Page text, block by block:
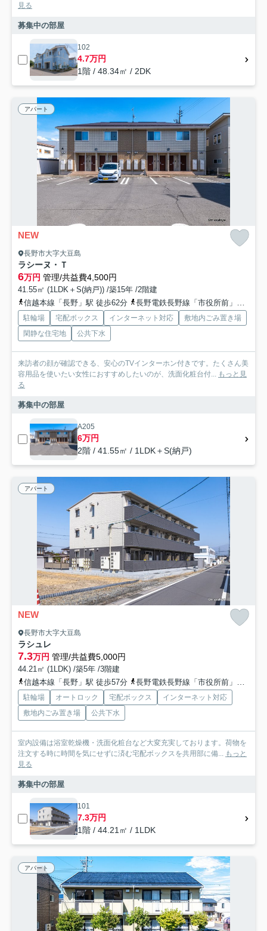
見る
募集中の部屋
102
4.7万円
1階 / 48.34㎡ / 2DK
アパート
NEW
長野市大字大豆島
ラシーヌ・Ｔ
6万円 管理/共益費4,500円
41.55㎡ (1LDK＋S(納戸)) /築15年 /2階建
信越本線「長野」駅 徒歩62分
長野電鉄長野線「市役所前」駅 徒歩65分
駐輪場 宅配ボックス インターネット対応
敷地内ごみ置き場
閑静な住宅地
公共下水
来訪者の顔が確認できる、安心のTVインターホン付きです。たくさん美
容用品を使いたい女性におすすめしたいのが、洗面化粧台付... もっと見
る
募集中の部屋
A205
6万円
2階 / 41.55㎡ / 1LDK＋S(納戸)
アパート
NEW
長野市大字大豆島
ラシュレ
7.3万円 管理/共益費5,000円
44.21㎡ (1LDK) /築5年 /3階建
信越本線「長野」駅 徒歩57分
長野電鉄長野線「市役所前」駅 徒歩60分
駐輪場 オートロック 宅配ボックス
インターネット対応
敷地内ごみ置き場
公共下水
室内設備は浴室乾燥機・洗面化粧台など大変充実しております。荷物を
注文する時に時間を気にせずに済む宅配ボックスを共用部に備... もっと
見る
募集中の部屋
101
7.3万円
1階 / 44.21㎡ / 1LDK
アパート